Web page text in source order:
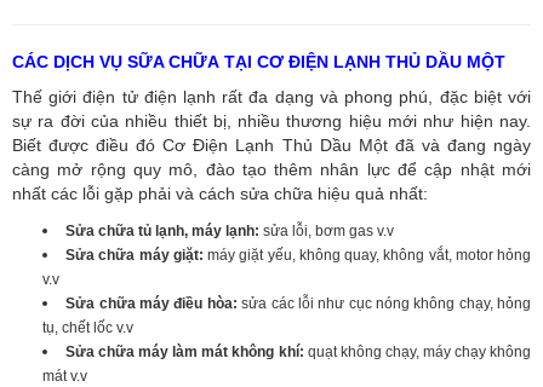
CÁC DỊCH VỤ SỮA CHỮA TẠI CƠ ĐIỆN LẠNH THỦ DẦU MỘT
Thế giới điện tử điện lạnh rất đa dạng và phong phú, đặc biệt với
sự ra đời của nhiều thiết bị, nhiều thương hiệu mới như hiện nay.
Biết được điều đó Cơ Điện Lạnh Thủ Dầu Một đã và đang ngày
càng mở rộng quy mô, đào tạo thêm nhân lực để cập nhật mới
nhất các lỗi gặp phải và cách sửa chữa hiệu quả nhất:
Sửa chữa tủ lạnh, máy lạnh: sửa lỗi, bơm gas v.v
Sửa chữa máy giặt:máy giặt yếu, không quay, không vắt, motor hỏng
v.v
Sửa chữa máy điều hòa: sửa các lỗi như cục nóng không chạy, hỏng
tụ, chết lốc v.v
Sửa chữa máy làm mát không khí: quạt không chạy, máy chạy không
mát v.v